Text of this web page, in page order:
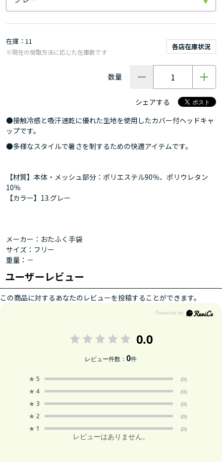
在庫 11
各店在庫状況
※現在の受取方法に応じた在庫数です
数量
シェアする
●接触冷感と吸汗速乾に優れた生地を使用したカバー付ヘッドキャ
ップです。
●多様なスタイルで暑さを制するための快適アイテムです。
【材質】本体・メッシュ部分：ポリエステル90％、ポリウレタン
10％
【カラー】13.グレー
メーカー：おたふく手袋
サイズ：フリー
重量：－
ユーザーレビュー
この商品に対するあなたのレビューを投稿することができます。
0.0
レビュー件数：0件
★ 5 (0)
★ 4 (0)
★ 3 (0)
★ 2 (0)
★ 1 (0)
レビューはありません。